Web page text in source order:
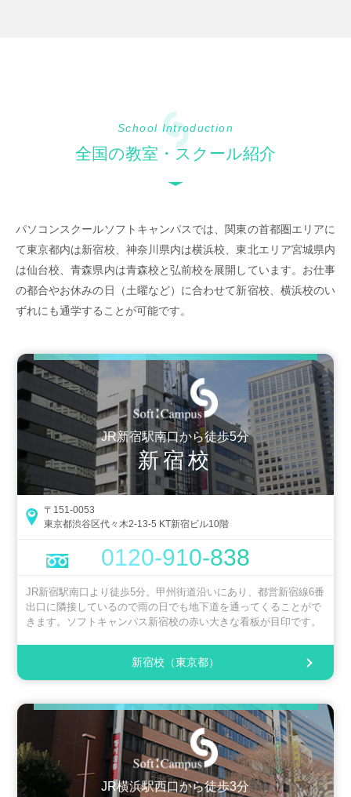
School Introduction
全国の教室・スクール紹介
パソコンスクールソフトキャンパスでは、関東の首都圏エリアに
て東京都内は新宿校、神奈川県内は横浜校、東北エリア宮城県内
は仙台校、青森県内は青森校と弘前校を展開しています。お仕事
の都合やお休みの日（土曜など）に合わせて新宿校、横浜校のい
ずれにも通学することが可能です。
JR新宿駅南口から徒歩5分
新宿校
〒151-0053
東京都渋谷区代々木2-13-5 KT新宿ビル10階
0120-910-838
JR新宿駅南口より徒歩5分。甲州街道沿いにあり、都営新宿線6番
出口に隣接しているので雨の日でも地下道を通ってくることがで
きます。ソフトキャンパス新宿校の赤い大きな看板が目印です。
新宿校（東京都）
JR横浜駅西口から徒歩3分